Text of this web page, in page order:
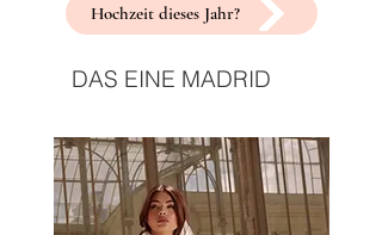
Hochzeit dieses Jahr?
DAS EINE MADRID